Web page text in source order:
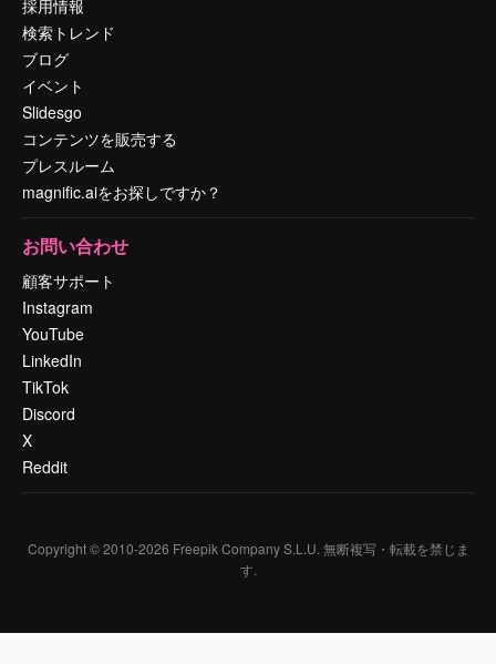
採用情報
検索トレンド
ブログ
イベント
Slidesgo
コンテンツを販売する
プレスルーム
magnific.aiをお探しですか？
お問い合わせ
顧客サポート
Instagram
YouTube
LinkedIn
TikTok
Discord
X
Reddit
Copyright © 2010-2026 Freepik Company S.L.U. 無断複写・転載を禁じま
す.